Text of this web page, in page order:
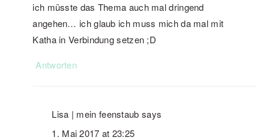
ich müsste das Thema auch mal dringend
angehen… ich glaub ich muss mich da mal mit
Katha in Verbindung setzen ;D
Antworten
Lisa | mein feenstaub says
1. Mai 2017 at 23:25